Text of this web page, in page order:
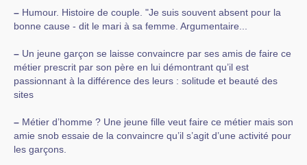
– Humour. Histoire de couple. "Je suis souvent absent pour la
bonne cause - dit le mari à sa femme. Argumentaire...
– Un jeune garçon se laisse convaincre par ses amis de faire ce
métier prescrit par son père en lui démontrant qu’il est
passionnant à la différence des leurs : solitude et beauté des
sites
– Métier d’homme ? Une jeune fille veut faire ce métier mais son
amie snob essaie de la convaincre qu’il s’agit d’une activité pour
les garçons.